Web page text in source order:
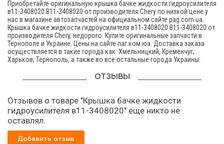
Приобретайте оригинальную крышка бачке жидкости гидроусилителя
в11-3408020 B11-3408020 от производителя Chery по низкой цене у
нас в магазине автозапчастей на официальном сайте pag.com.ua.
Крышка бачке жидкости гидроусилителя в11-3408020 B11-3408020 от
производителя Chery, недорого. Купите оригинальные запчасти в
Тернополе и Украине. Цены на сайте паг.ком.юа. Доставка заказа
осуществляется в такие города как: Хмельницкий, Кременчуг,
Харьков, Тернополь, а также во все остальные города Украины.
ОТЗЫВЫ
Отзывов о товаре "Крышка бачке жидкости
гидроусилителя в11-3408020" еще никто не
оставлял.
Добавить отзыв